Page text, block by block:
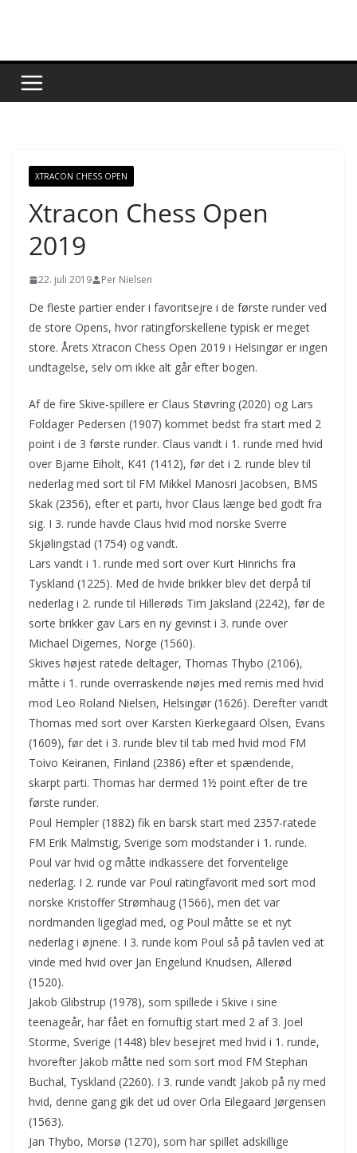
XTRACON CHESS OPEN
Xtracon Chess Open
2019
22. juli 2019 Per Nielsen
De fleste partier ender i favoritsejre i de første runder ved
de store Opens, hvor ratingforskellene typisk er meget
store. Årets Xtracon Chess Open 2019 i Helsingør er ingen
undtagelse, selv om ikke alt går efter bogen.
Af de fire Skive-spillere er Claus Støvring (2020) og Lars
Foldager Pedersen (1907) kommet bedst fra start med 2
point i de 3 første runder. Claus vandt i 1. runde med hvid
over Bjarne Eiholt, K41 (1412), før det i 2. runde blev til
nederlag med sort til FM Mikkel Manosri Jacobsen, BMS
Skak (2356), efter et parti, hvor Claus længe bed godt fra
sig. I 3. runde havde Claus hvid mod norske Sverre
Skjølingstad (1754) og vandt.
Lars vandt i 1. runde med sort over Kurt Hinrichs fra
Tyskland (1225). Med de hvide brikker blev det derpå til
nederlag i 2. runde til Hillerøds Tim Jaksland (2242), før de
sorte brikker gav Lars en ny gevinst i 3. runde over
Michael Digernes, Norge (1560).
Skives højest ratede deltager, Thomas Thybo (2106),
måtte i 1. runde overraskende nøjes med remis med hvid
mod Leo Roland Nielsen, Helsingør (1626). Derefter vandt
Thomas med sort over Karsten Kierkegaard Olsen, Evans
(1609), før det i 3. runde blev til tab med hvid mod FM
Toivo Keiranen, Finland (2386) efter et spændende,
skarpt parti. Thomas har dermed 1½ point efter de tre
første runder.
Poul Hempler (1882) fik en barsk start med 2357-ratede
FM Erik Malmstig, Sverige som modstander i 1. runde.
Poul var hvid og måtte indkassere det forventelige
nederlag. I 2. runde var Poul ratingfavorit med sort mod
norske Kristoffer Strømhaug (1566), men det var
nordmanden ligeglad med, og Poul måtte se et nyt
nederlag i øjnene. I 3. runde kom Poul så på tavlen ved at
vinde med hvid over Jan Engelund Knudsen, Allerød
(1520).
Jakob Glibstrup (1978), som spillede i Skive i sine
teenageår, har fået en fornuftig start med 2 af 3. Joel
Storme, Sverige (1448) blev besejret med hvid i 1. runde,
hvorefter Jakob måtte ned som sort mod FM Stephan
Buchal, Tyskland (2260). I 3. runde vandt Jakob på ny med
hvid, denne gang gik det ud over Orla Eilegaard Jørgensen
(1563).
Jan Thybo, Morsø (1270), som har spillet adskillige